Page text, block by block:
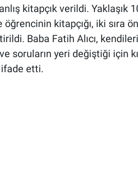
kitapçık verildi.
kitapçığı, iki sıra
Baba Fatih Alıcı,
soruların yeri değiştiği için
ifade etti.